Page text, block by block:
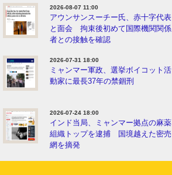
2026-08-07 11:00
アウンサンスーチー氏、赤十字代表
と面会 拘束後初めて国際機関関係
者との接触を確認
2026-07-31 18:00
ミャンマー軍政、選挙ボイコット活
動家に最長37年の禁錮刑
2026-07-24 18:00
インド当局、ミャンマー拠点の麻薬
組織トップを逮捕 国境越えた密売
網を摘発